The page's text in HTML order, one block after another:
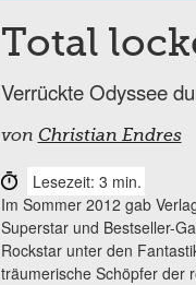
Total
Verrückte Odyssee
von Christian Endres
Lesezeit: 3 min.
Im Sommer 2012 gab
Superstar und Bestseller-
Rockstar unter den
träumerische Schöpfer der